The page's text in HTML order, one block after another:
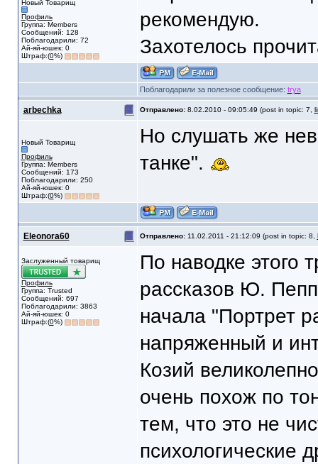
Новый Товарищ
Профиль
Группа: Members
Сообщений: 128
Поблагодарили: 72
Ай-яй-юшек: 0
Штраф:(0%)
рекомендую.
Захотелось
Поблагодарили за полезное сообщение: trya
arbechka Отправлено: 8.02.2010 - 09:05:49 (post in topic: 7,
Новый Товарищ
Профиль
Группа: Members
Сообщений: 173
Поблагодарили: 250
Ай-яй-юшек: 0
Штраф:(0%)
Но слушать же
танке".
Eleonora60 Отправлено: 11.02.2011 - 21:12:09 (post in topic: 8,
Заслуженный товарищ
Профиль
Группа: Trusted
Сообщений: 697
Поблагодарили: 3863
Ай-яй-юшек: 0
Штраф:(0%)
По наводке этого
рассказов Ю.
начала "Портрет
напряженный и
Козий
очень похож по
тем, что это не
психологические